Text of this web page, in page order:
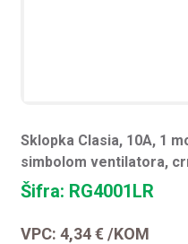
Sklopka Clasia, 10A, 1
simbolom ventilatora,
Šifra: RG4001LR
VPC:4,34€ /KOM